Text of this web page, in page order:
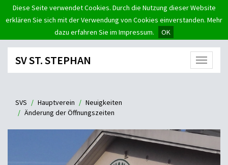
Diese Seite verwendet Cookies. Durch die Nutzung dieser Website
erklären Sie sich mit der Verwendung von Cookies einverstanden. Mehr
dazu erfahren Sie im Impressum.
OK
Menü
SV ST. STEPHAN
SVS Hauptverein
Neuigkeiten
Änderung der Öffnungszeiten